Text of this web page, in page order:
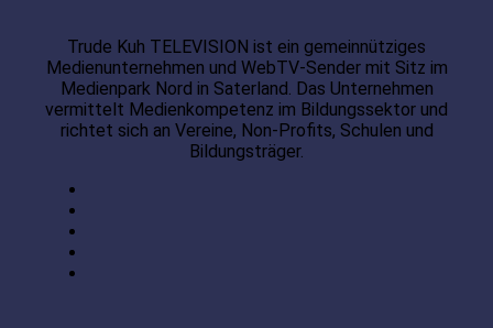
Trude Kuh TELEVISION ist ein gemeinnütziges
Medienunternehmen und WebTV-Sender mit Sitz im
Medienpark Nord in Saterland. Das Unternehmen
vermittelt Medienkompetenz im Bildungssektor und
richtet sich an Vereine, Non-Profits, Schulen und
Bildungsträger.